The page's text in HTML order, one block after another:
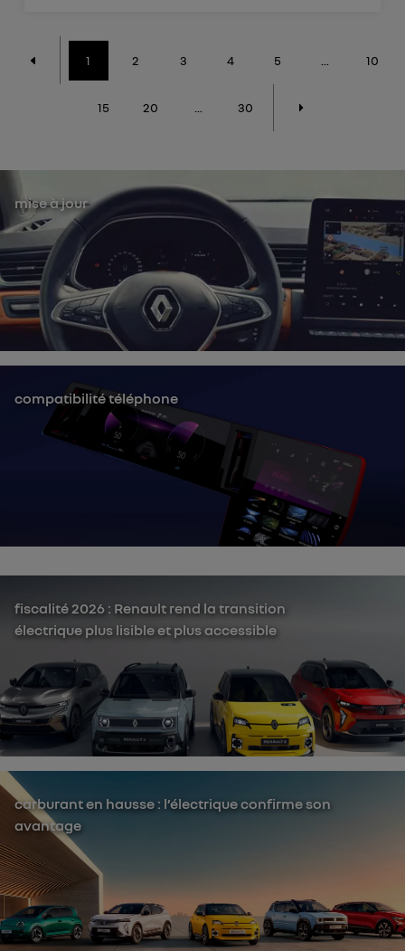
1 2 3 4 5 10
15 20 30
mise à jour
compatibilité téléphone
fiscalité 2026 : Renault rend la transition
électrique plus lisible et plus accessible
carburant en hausse : l’électrique confirme son
avantage